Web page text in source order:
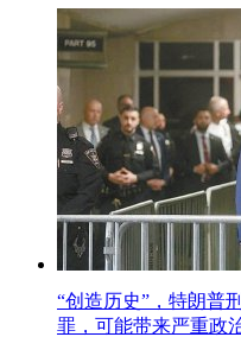
​“创造历史”，特朗普
罪，可能带来严重政